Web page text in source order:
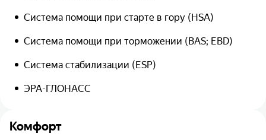
Система помощи при старте в гору (HSA)
Система помощи при торможении (BAS; EBD)
Система стабилизации (ESP)
ЭРА-ГЛОНАСС
Комфорт